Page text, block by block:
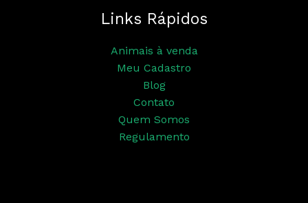
Links Rápidos
Animais à venda
Meu Cadastro
Blog
Contato
Quem Somos
Regulamento